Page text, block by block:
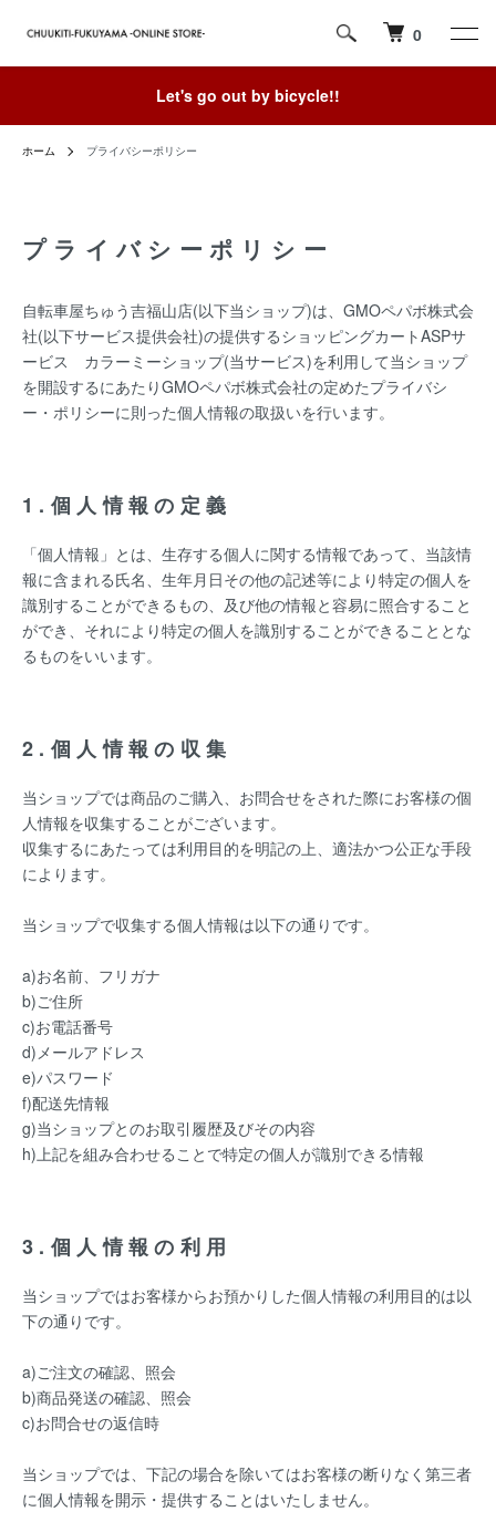
0
Let's go out by bicycle!!
ホーム プライバシーポリシー
プライバシーポリシー
自転車屋ちゅう吉福山店(以下当ショップ)は、 GMOペパボ株式会
社(以下サービス提供会社)の提供するショッピングカートASPサ
ービス カラーミーショップ(当サービス)を利用して当ショップ
を開設するにあたりGMOペパボ株式会社の定めたプライバシ
ー・ポリシーに則った個人情報の取扱いを行います。
1.個人情報の定義
「個人情報」とは、生存する個人に関する情報であって、当該情
報に含まれる氏名、生年月日その他の記述等により特定の個人を
識別することができるもの、及び他の情報と容易に照合すること
ができ、それにより特定の個人を識別することができることとな
るものをいいます。
2.個人情報の収集
当ショップでは商品のご購入、お問合せをされた際にお客様の個
人情報を収集することがございます。
収集するにあたっては利用目的を明記の上、適法かつ公正な手段
によります。
当ショップで収集する個人情報は以下の通りです。
a)お名前、フリガナ
b)ご住所
c)お電話番号
d)メールアドレス
e)パスワード
f)配送先情報
g)当ショップとのお取引履歴及びその内容
h)上記を組み合わせることで特定の個人が識別できる情報
3.個人情報の利用
当ショップではお客様からお預かりした個人情報の利用目的は以
下の通りです。
a)ご注文の確認、照会
b)商品発送の確認、照会
c)お問合せの返信時
当ショップでは、下記の場合を除いてはお客様の断りなく第三者
に個人情報を開示・提供することはいたしません。